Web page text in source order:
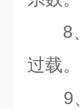
8、
过载。
9、